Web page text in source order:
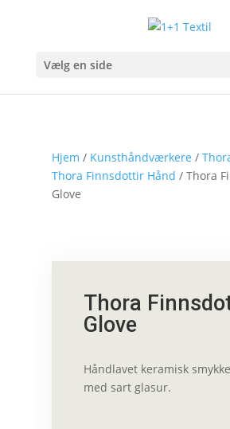
Vælg en side
Hjem / Kunsthåndværkere /
Thora Finnsdottir Hånd / Thora
Glove
Thora
Glove
Håndlavet keramisk
med sart glasur.